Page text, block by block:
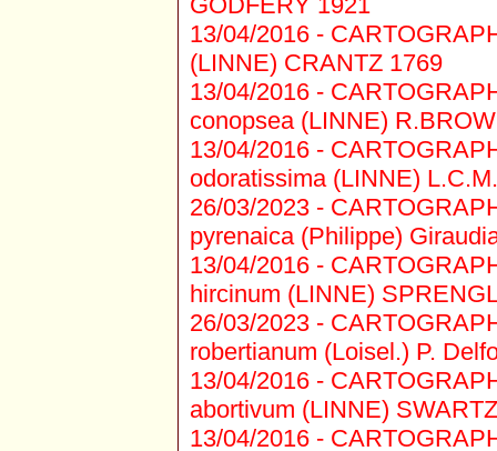
13/04/2016 -
(LINNE) CRANTZ 1769
13/04/2016 -
conopsea (LINNE)
13/04/2016 -
odoratissima (LINNE)
26/03/2023 -
pyrenaica (Philippe)
13/04/2016 -
hircinum (LINNE)
26/03/2023 -
robertianum (Loisel.) P.
13/04/2016 -
abortivum (LINNE)
13/04/2016 -